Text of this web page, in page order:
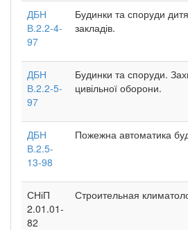
ДБН
В.2.2-4-
97
Будинки та споруди
закладів.
ДБН
В.2.2-5-
97
Будинки та споруди.
цивільної оборони.
ДБН
В.2.5-
13-98
Пожежна автоматика
СНіП
2.01.01-
82
Строительная